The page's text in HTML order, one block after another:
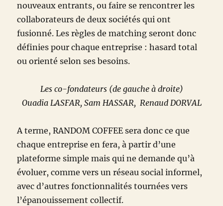
nouveaux entrants, ou faire se rencontrer les
collaborateurs de deux sociétés qui ont
fusionné. Les règles de matching seront donc
définies pour chaque entreprise : hasard total
ou orienté selon ses besoins.
Les co-fondateurs (de gauche à droite)
Ouadia LASFAR, Sam HASSAR, Renaud DORVAL
A terme, RANDOM COFFEE sera donc ce que
chaque entreprise en fera, à partir d’une
plateforme simple mais qui ne demande qu’à
évoluer, comme vers un réseau social informel,
avec d’autres fonctionnalités tournées vers
l’épanouissement collectif.